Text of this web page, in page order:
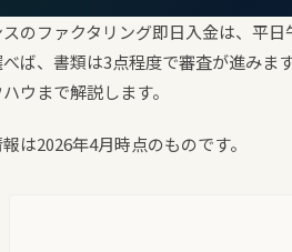
のファクタリング即日入金は、平
ば、書類は3点程度で審査が進みま
ウまで解説します。
は2026年4月時点のものです。